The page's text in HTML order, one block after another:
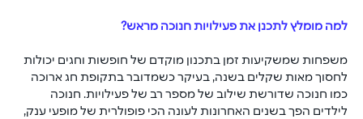
למה מומלץ לתכנן את פעילויות חנוכה מראש?
משפחות שמשקיעות זמן בתכנון מוקדם של חופשות וחגים יכולות
לחסוך מאות שקלים בשנה, בעיקר כשמדובר בתקופת חג ארוכה
כמו חנוכה שדורשת שילוב של מספר רב של פעילויות. חנוכה
לילדים הפך בשנים האחרונות לעונה הכי פופולרית של מופעי ענק,